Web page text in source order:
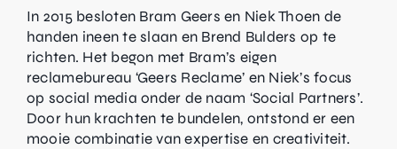
In 2015 besloten Bram Geers en Niek Thoen de
handen ineen te slaan en Brend Bulders op te
richten. Het begon met Bram’s eigen
reclamebureau ‘Geers Reclame’ en Niek’s focus
op social media onder de naam ‘Social Partners’.
Door hun krachten te bundelen, ontstond er een
mooie combinatie van expertise en creativiteit.